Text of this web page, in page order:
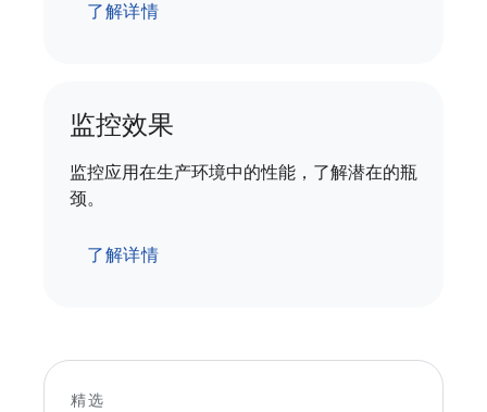
了解详情
监控效果
监控应用在生产环境中的性能，了解潜在的瓶
颈。
了解详情
精选